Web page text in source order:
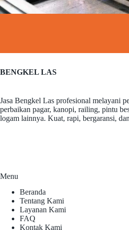
BENGKEL LAS
Jasa Bengkel Las profesional melayani
perbaikan pagar, kanopi, railing, pintu
logam lainnya. Kuat, rapi, bergaransi,
Menu
Beranda
Tentang Kami
Layanan Kami
FAQ
Kontak Kami